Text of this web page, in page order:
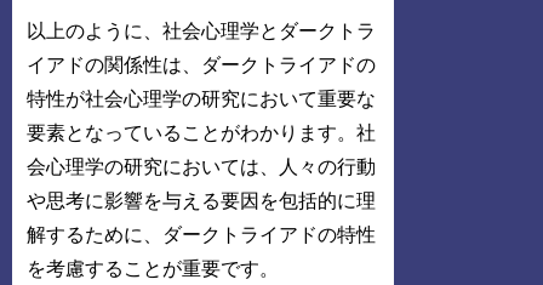
以上のように、社会心理学とダークトラ
イアドの関係性は、ダークトライアドの
特性が社会心理学の研究において重要な
要素となっていることがわかります。社
会心理学の研究においては、人々の行動
や思考に影響を与える要因を包括的に理
解するために、ダークトライアドの特性
を考慮することが重要です。